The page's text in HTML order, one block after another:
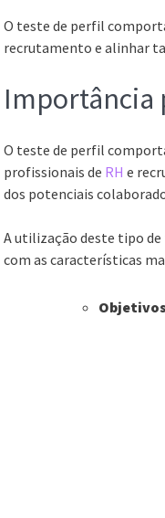
O teste de perfil
recrutamento e alinhar
Importância
O teste de perfil
profissionais de RH e
dos potenciais
A utilização deste tipo
com as características